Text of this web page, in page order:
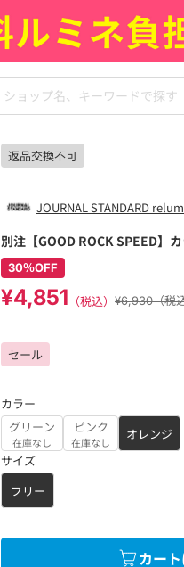
返品交換不可
JOURNAL STANDARD
別注【GOOD ROCK SPEED】
30％OFF
¥4,851 （税込） ¥6,930（税
セール
カラー
グリーン
在庫なし
ピンク
在庫なし
オレンジ
サイズ
フリー
カー